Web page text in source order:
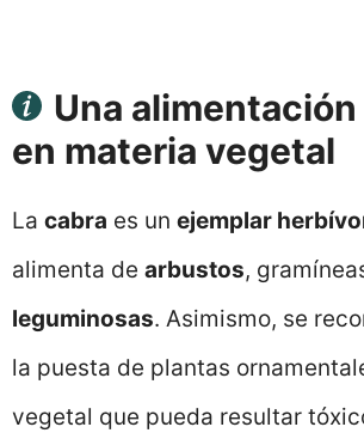
Una alimentación
en materia vegetal
La cabra es un ejemplar
alimenta de arbustos,
leguminosas. Asimismo, se
la puesta de plantas
vegetal que pueda resultar